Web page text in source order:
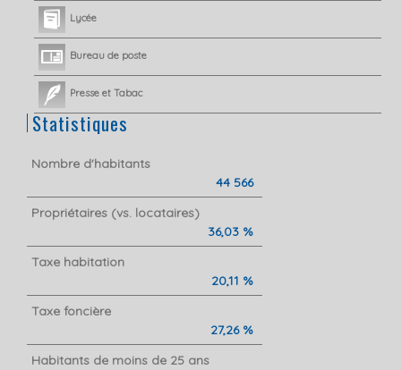
Lycée
Bureau de poste
Presse et Tabac
Statistiques
Nombre d'habitants
44 566
Propriétaires (vs. locataires)
36,03 %
Taxe habitation
20,11 %
Taxe foncière
27,26 %
Habitants de moins de 25 ans